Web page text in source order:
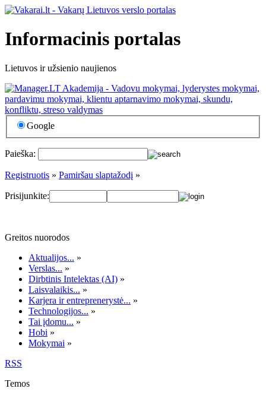
Informacinis portalas
Lietuvos ir užsienio naujienos
Google
Paieška:
Registruotis » Pamiršau slaptažodį »
Prisijunkite:
Greitos nuorodos
Aktualijos... »
Verslas... »
Dirbtinis Intelektas (AI) »
Laisvalaikis... »
Karjera ir entreprenerystė... »
Technologijos... »
Tai įdomu... »
Hobi »
Mokymai »
RSS
Temos